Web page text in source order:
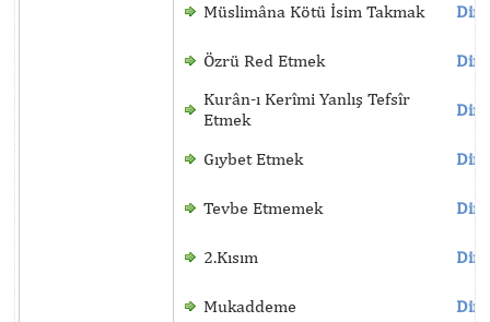
Müslimâna Kötü İsim Takmak
Özrü Red Etmek
Kurân-ı Kerîmi Yanlış Tefsîr
Etmek
Gıybet Etmek
Tevbe Etmemek
2.Kısım
Mukaddeme